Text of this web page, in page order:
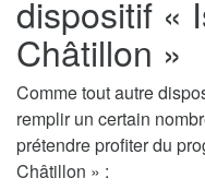
dispositif «
Châtillon »
Comme tout autre
remplir un certain
prétendre profiter du
Châtillon » :